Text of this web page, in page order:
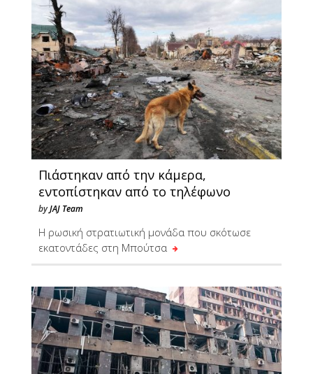
Πιάστηκαν από την κάμερα,
εντοπίστηκαν από το τηλέφωνο
byJAJ Team
Η ρωσική στρατιωτική μονάδα που σκότωσε
εκατοντάδες στη Μπούτσα